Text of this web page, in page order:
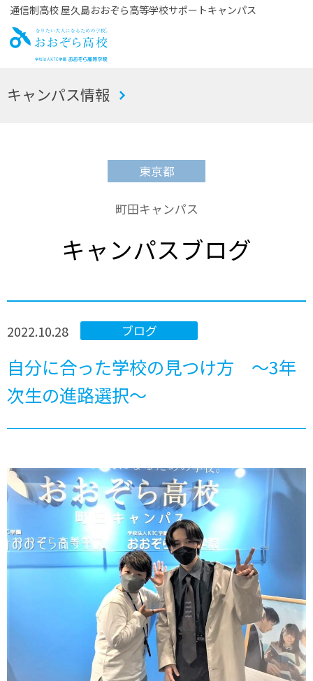
通信制高校 屋久島おおぞら高等学校サポートキャンパス
お
キャンパス情報
東京都
町田キャンパス
キャンパスブログ
ブログ
2022.10.28
自分に合った学校の見つけ方 ～3年
次生の進路選択～